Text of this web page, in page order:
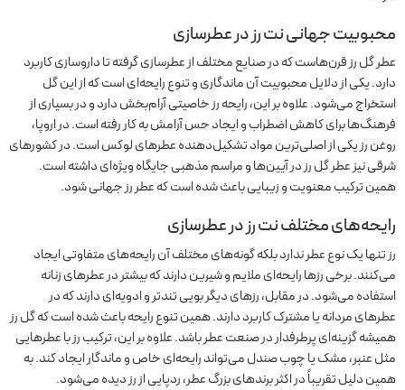
محبوبیت جهانی نت رز در عطرسازی
عطر گل رز قرن‌هاست که در صنایع مختلف از عطرسازی گرفته تا داروسازی کاربرد
دارد. یکی از دلایل محبوبیت آن ماندگاری و تنوع رایحه‌ای است که از این گل
استخراج می‌شود. علاوه بر این، رایحه رز خاصیتی آرام‌بخش دارد و در بسیاری از
فرهنگ‌ها برای کاهش اضطراب و ایجاد حس آرامش به کار رفته است. در اروپا،
روغن رز یکی از اصلی‌ترین مواد تشکیل‌دهنده عطرهای لوکس است. در کشورهای
شرقی نیز عطر گل رز در آیین‌ها و مراسم مذهبی جایگاه ویژه‌ای داشته است.
همین ترکیب معنویت و زیبایی باعث شده است که عطر رز جهانی شود.
رایحه‌های مختلف نت رز در عطرسازی
رز تنها یک نوع عطر ندارد بلکه گونه‌های مختلف آن رایحه‌های متفاوتی ایجاد
می‌کنند. برخی رزها رایحه‌ای ملایم و شیرین دارند که بیشتر در عطرهای زنانه
استفاده می‌شود. در مقابل، رزهای دیگر بویی تندتر و ادویه‌ای دارند که در
عطرهای مردانه یا مشترک کاربرد دارند. همین تنوع رایحه باعث شده است که گل رز
همیشه گزینه‌ای پرطرفدار در صنعت عطر باشد. علاوه بر این، ترکیب رز با عطرهایی
مثل عنبر، مشک یا چوب صندل می‌تواند رایحه‌ای خاص و ماندگار ایجاد کند. به
همین دلیل تقریباً در اکثر برندهای بزرگ عطر، ردپایی از رز دیده می‌شود.